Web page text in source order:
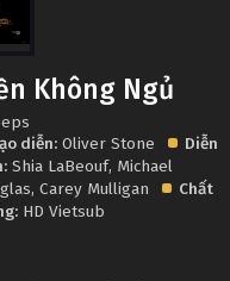
Không Ngủ
diễn: Oliver Stone
Diễn
Shia LaBeouf, Michael
,Carey Mulligan
Chất
HD Vietsub